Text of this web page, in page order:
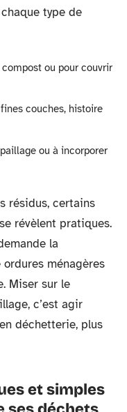
type de
ou pour couvrir
couches, histoire
ou à incorporer
résidus, certains
se révèlent pratiques.
la
ménagères
Miser sur le
c’est agir
déchetterie, plus
et simples